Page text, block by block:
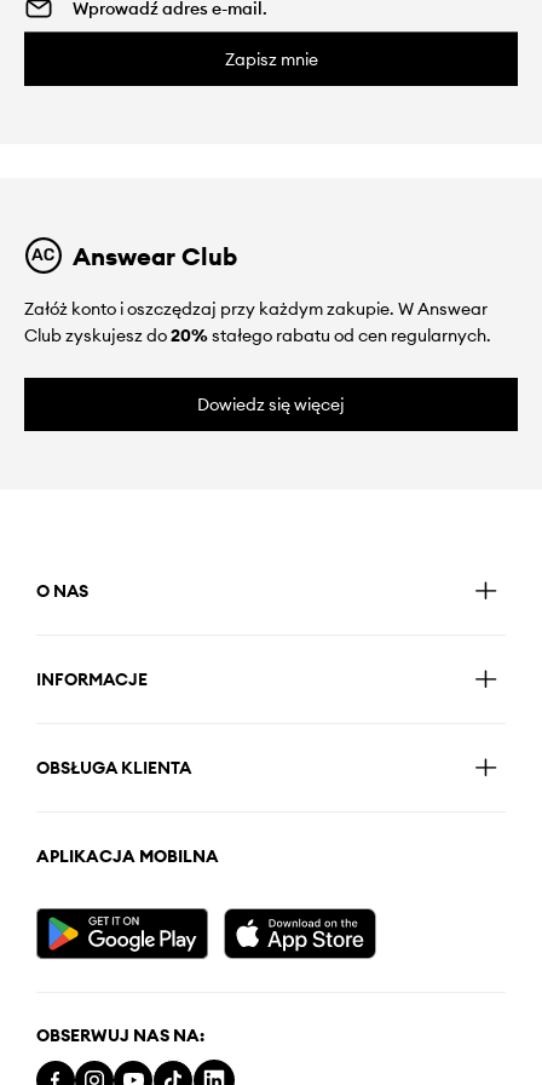
Zapisz mnie
Answear Club
Załóż konto i oszczędzaj przy każdym zakupie. W Answear
Club zyskujesz do20%stałego rabatu od cen regularnych.
Dowiedz się więcej
O NAS
INFORMACJE
OBSŁUGA KLIENTA
APLIKACJA MOBILNA
OBSERWUJ NAS NA: